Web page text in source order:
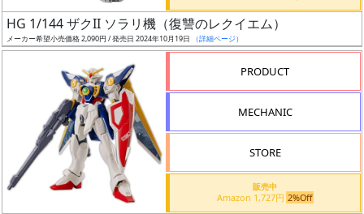
日
発
売
通知
対象
HG 1/144 ザクII ソラリ機（復讐のレクイエム）
メーカー希望小売価格 2,090円 / 発売日 2024年10月19日 （詳細ページ）
PRODUCT
MECHANIC
STORE
販売中
Amazon 1,727円 2%Off